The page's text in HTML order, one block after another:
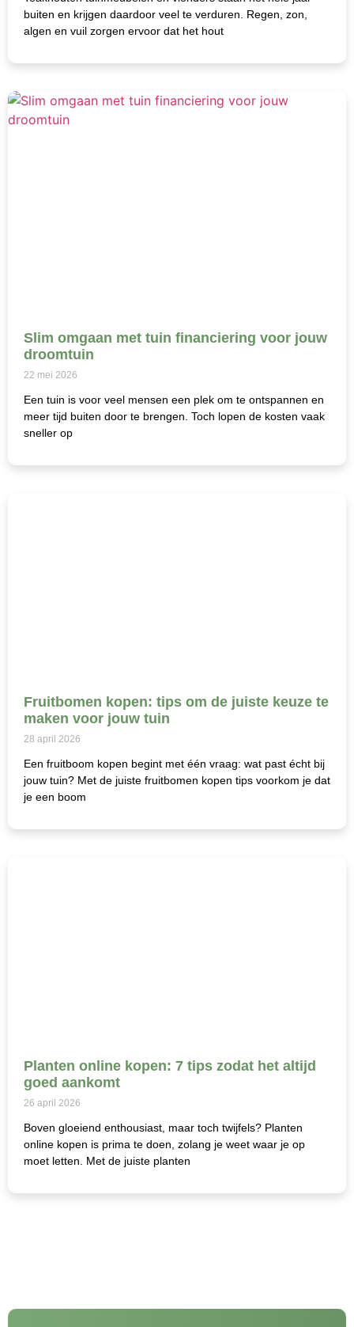
buiten en krijgen daardoor veel te verduren. Regen, zon,
algen en vuil zorgen ervoor dat het hout
Slim omgaan met tuin financiering voor jouw
droomtuin
22 mei 2026
Een tuin is voor veel mensen een plek om te ontspannen en
meer tijd buiten door te brengen. Toch lopen de kosten vaak
sneller op
Fruitbomen kopen: tips om de juiste keuze te
maken voor jouw tuin
28 april 2026
Een fruitboom kopen begint met één vraag: wat past écht bij
jouw tuin? Met de juiste fruitbomen kopen tips voorkom je dat
je een boom
Planten online kopen: 7 tips zodat het altijd
goed aankomt
26 april 2026
Boven gloeiend enthousiast, maar toch twijfels? Planten
online kopen is prima te doen, zolang je weet waar je op
moet letten. Met de juiste planten